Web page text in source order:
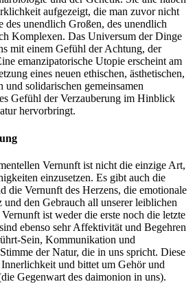
aufgezeigt, die man zuvor nicht
des unendlich Großen, des unendlich
Komplexen. Das Universum der Dinge
mit einem Gefühl der Achtung, der
emanzipatorische Utopie erscheint am
eines neuen ethischen, ästhetischen,
solidarischen gemeinsamen
Gefühl der Verzauberung im Hinblick
hervorbringt.
Vernunft ist nicht die einzige Art,
einzusetzen. Es gibt auch die
die Vernunft des Herzens, die emotionale
den Gebrauch all unserer leiblichen
ist weder die erste noch die letzte
ebenso sehr Affektivität und Begehren
Sein, Kommunikation und
der Natur, die in uns spricht. Diese
und bittet um Gehör und
Gegenwart des daimonion in uns).